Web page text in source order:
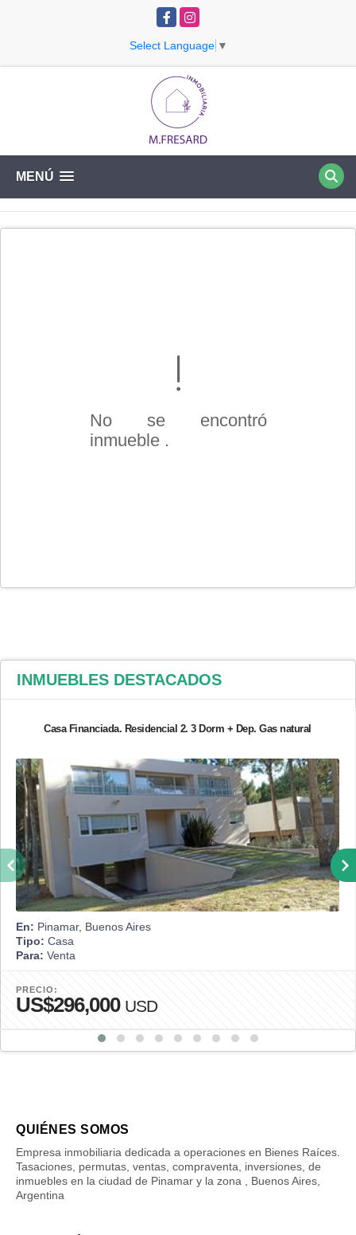
FacebookInstagram
Select Language ▼
MENÚ
No se encontró
inmueble .
INMUEBLES DESTACADOS
Casa Financiada. Residencial 2. 3 Dorm + Dep. Gas natural
En: Pinamar, Buenos Aires
Tipo: Casa
Para: Venta
PRECIO:
US$296,000 USD
QUIÉNES SOMOS
Empresa inmobiliaria dedicada a operaciones en Bienes Raíces.
Tasaciones, permutas, ventas, compraventa, inversiones, de
inmuebles en la ciudad de Pinamar y la zona , Buenos Aires,
Argentina